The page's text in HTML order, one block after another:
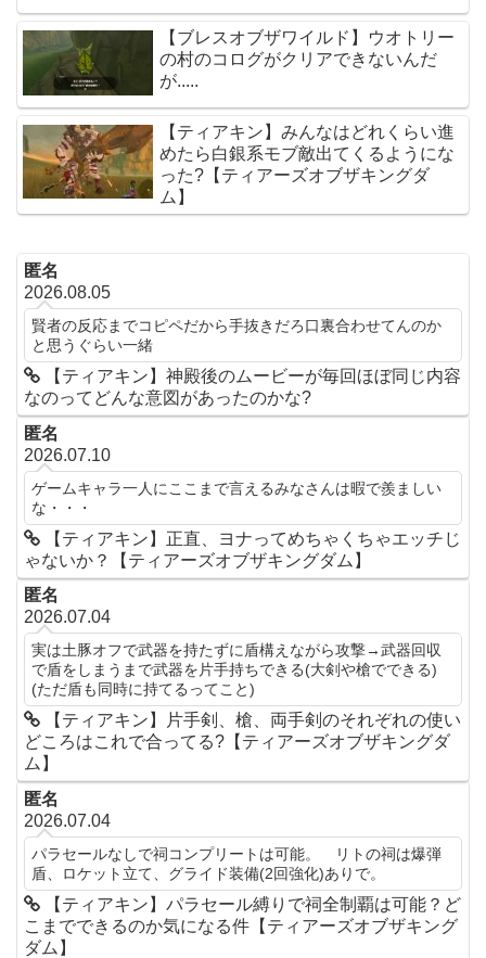
【ブレスオブザワイルド】ウオトリー
の村のコログがクリアできないんだ
が.....
【ティアキン】みんなはどれくらい進
めたら白銀系モブ敵出てくるようにな
った?【ティアーズオブザキングダ
ム】
匿名
2026.08.05
賢者の反応までコピペだから手抜きだろ口裏合わせてんのか
と思うぐらい一緒
【ティアキン】神殿後のムービーが毎回ほぼ同じ内容
なのってどんな意図があったのかな?
匿名
2026.07.10
ゲームキャラ一人にここまで言えるみなさんは暇で羨ましい
な・・・
【ティアキン】正直、ヨナってめちゃくちゃエッチじ
ゃないか？【ティアーズオブザキングダム】
匿名
2026.07.04
実は土豚オフで武器を持たずに盾構えながら攻撃→武器回収
で盾をしまうまで武器を片手持ちできる(大剣や槍でできる)
(ただ盾も同時に持てるってこと)
【ティアキン】片手剣、槍、両手剣のそれぞれの使い
どころはこれで合ってる?【ティアーズオブザキングダ
ム】
匿名
2026.07.04
パラセールなしで祠コンプリートは可能。 リトの祠は爆弾
盾、ロケット立て、グライド装備(2回強化)ありで。
【ティアキン】パラセール縛りで祠全制覇は可能？ど
こまでできるのか気になる件【ティアーズオブザキング
ダム】